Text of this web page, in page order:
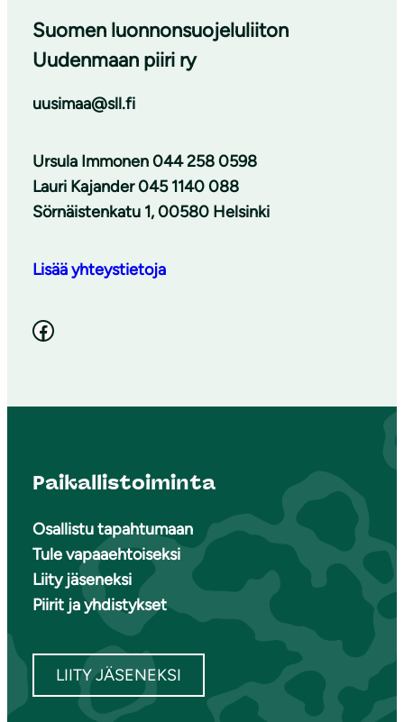
Suomen luonnonsuojeluliiton
Uudenmaan piiri ry
uusimaa@sll.fi
Ursula Immonen 044 258 0598
Lauri Kajander 045 1140 088
Sörnäistenkatu 1, 00580 Helsinki
Lisää yhteystietoja
Facebook
Paikallistoiminta
Osallistu tapahtumaan
Tule vapaaehtoiseksi
Liity jäseneksi
Piirit ja yhdistykset
LIITY JÄSENEKSI